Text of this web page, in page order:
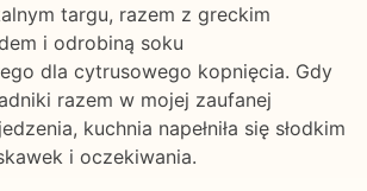
targu, razem z greckim
i odrobiną soku
dla cytrusowego kopnięcia. Gdy
razem w mojej zaufanej
kuchnia napełniła się słodkim
i oczekiwania.